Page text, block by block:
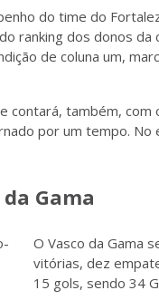
do time do
ranking dos donos
de coluna um,
contará, também,
por um tempo.
Gama
O Vasco da Gama
vitórias, dez
15 gols, sendo 34